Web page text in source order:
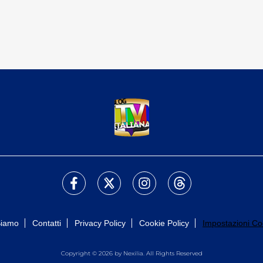
Contatti Privacy Policy Cookie Policy Impostazioni
Copyright © 2026 by Nexilia. All Rights Reserved